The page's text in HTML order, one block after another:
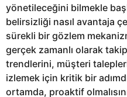
yönetileceğini bilmekle
belirsizliği nasıl avantaja
sürekli bir gözlem
gerçek zamanlı olarak
trendlerini, müşteri
izlemek için kritik bir
ortamda, proaktif